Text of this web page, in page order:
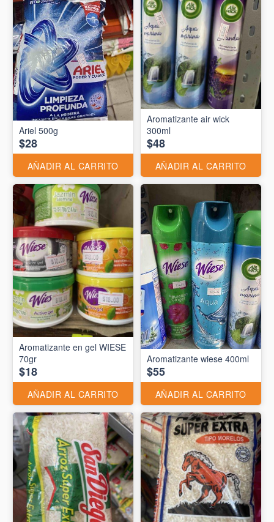
Ariel 500g
$28
AÑADIR AL CARRITO
Aromatizante air wick
300ml
$48
AÑADIR AL CARRITO
Aromatizante en gel WIESE
70gr
$18
AÑADIR AL CARRITO
Aromatizante wiese 400ml
$55
AÑADIR AL CARRITO